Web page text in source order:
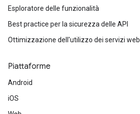
Esploratore delle funzionalità
Best practice per la sicurezza delle API
Ottimizzazione dell'utilizzo dei servizi web
Piattaforme
Android
iOS